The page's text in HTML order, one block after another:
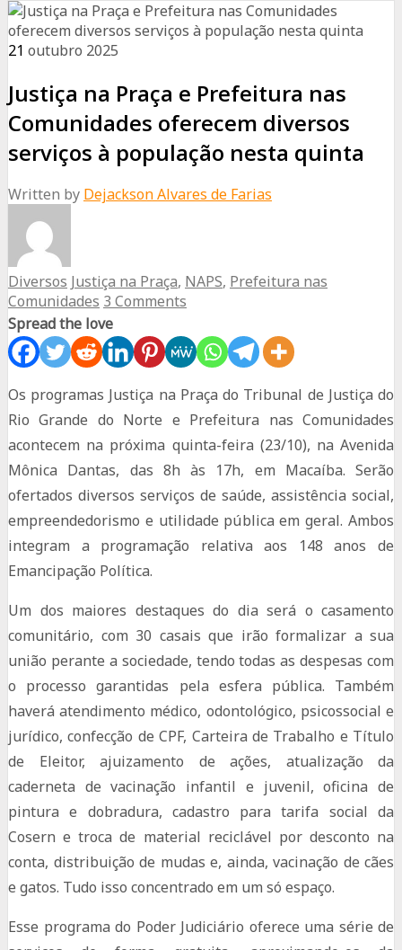
21 outubro 2025
Justiça na Praça e Prefeitura nas
Comunidades oferecem diversos
serviços à população nesta quinta
Written by Dejackson Alvares de Farias
Diversos Justiça na Praça, NAPS, Prefeitura nas
Comunidades 3 Comments
Spread the love
Os programas Justiça na Praça do Tribunal de Justiça do
Rio Grande do Norte e Prefeitura nas Comunidades
acontecem na próxima quinta-feira (23/10), na Avenida
Mônica Dantas, das 8h às 17h, em Macaíba. Serão
ofertados diversos serviços de saúde, assistência social,
empreendedorismo e utilidade pública em geral. Ambos
integram a programação relativa aos 148 anos de
Emancipação Política.
Um dos maiores destaques do dia será o casamento
comunitário, com 30 casais que irão formalizar a sua
união perante a sociedade, tendo todas as despesas com
o processo garantidas pela esfera pública. Também
haverá atendimento médico, odontológico, psicossocial e
jurídico, confecção de CPF, Carteira de Trabalho e Título
de Eleitor, ajuizamento de ações, atualização da
caderneta de vacinação infantil e juvenil, oficina de
pintura e dobradura, cadastro para tarifa social da
Cosern e troca de material reciclável por desconto na
conta, distribuição de mudas e, ainda, vacinação de cães
e gatos. Tudo isso concentrado em um só espaço.
Esse programa do Poder Judiciário oferece uma série de